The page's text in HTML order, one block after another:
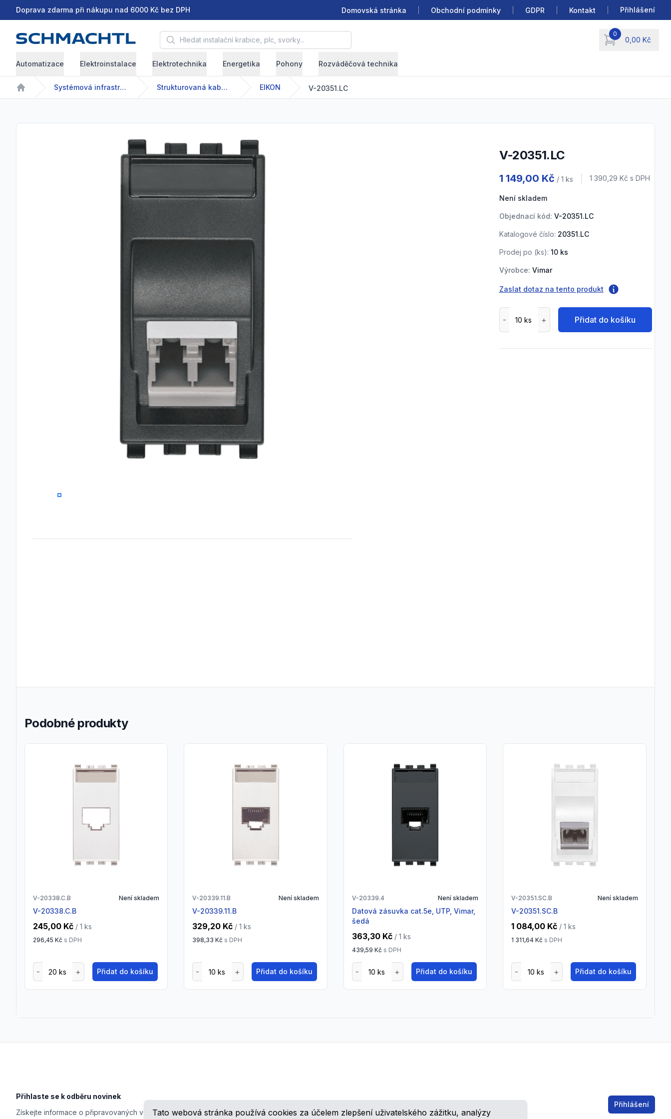
Tato webová stránka používá cookies za účelem zlepšení uživatelského zážitku, analýzy
Doprava zdarma při nákupu nad 6000 Kč bez DPH Domovská stránka Obchodní podmínky GDPR Kontakt Přihlášení
Hledat instalační krabice, plc, svorky... 0
0,00 Kč
items in cart, view
Automatizace Elektroinstalace Elektrotechnika Energetika Pohony Rozváděčová technika
Home
Systémová infrastruktura Strukturovaná kabeláž Netsafe EIKON V-20351.LC
0
V-20351.LC
1 149,00 Kč / 1 ks Cena s DPH
1 390,29 Kč s DPH
Není skladem
Objednací kód: V-20351.LC
Katalogové číslo: 20351.LC
Prodej po (ks): 10 ks
Výrobce: Vimar
Zaslat dotaz na tento produkt
Přidat do košíku
Podobné produkty
V-20338.C.B Není skladem
V-20338.C.B
245,00 Kč / 1 ks
296,45 Kč s DPH
Přidat do košíku
V-20339.11.B Není skladem
V-20339.11.B
329,20 Kč / 1 ks
398,33 Kč s DPH
Přidat do košíku
V-20339.4 Není skladem
datová zásuvka cat.5e, UTP, Vimar,
šedá
363,30 Kč / 1 ks
439,59 Kč s DPH
Přidat do košíku
V-20351.SC.B Není skladem
V-20351.SC.B
1 084,00 Kč / 1 ks
1 311,64 Kč s DPH
Přidat do košíku
Přihlaste se k odběru novinek
Získejte informace o připravovaných veletrzích, školeních, novinkách, speciálních cenových nabídkách a různých zajímavých akcích.
Email address Přihlášení